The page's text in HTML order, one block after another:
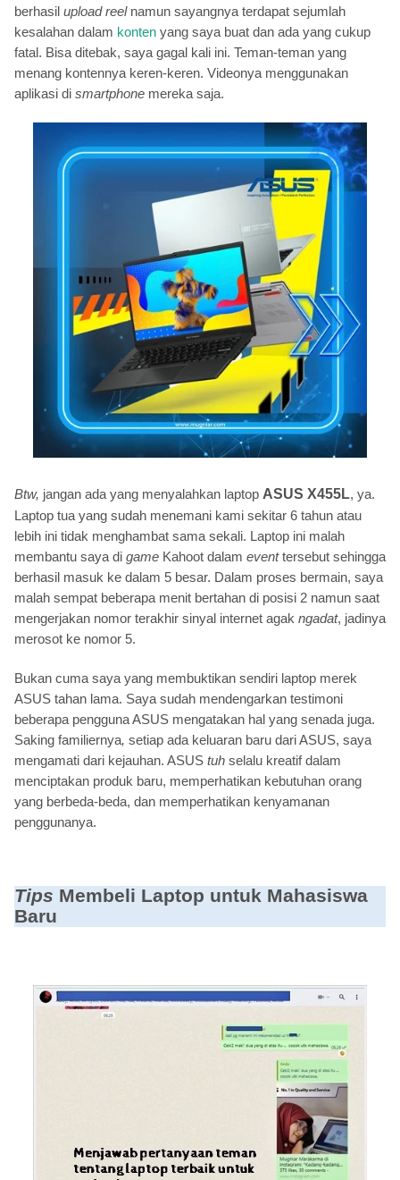
berhasil upload reel namun sayangnya terdapat sejumlah
kesalahan dalam konten yang saya buat dan ada yang cukup
fatal. Bisa ditebak, saya gagal kali ini. Teman-teman yang
menang kontennya keren-keren. Videonya menggunakan
aplikasi di smartphone mereka saja.
Btw, jangan ada yang menyalahkan laptop ASUS X455L, ya.
Laptop tua yang sudah menemani kami sekitar 6 tahun atau
lebih ini tidak menghambat sama sekali. Laptop ini malah
membantu saya di game Kahoot dalam eventtersebut sehingga
berhasil masuk ke dalam 5 besar. Dalam proses bermain, saya
malah sempat beberapa menit bertahan di posisi 2 namun saat
mengerjakan nomor terakhir sinyal internet agak ngadat, jadinya
merosot ke nomor 5.
Bukan cuma saya yang membuktikan sendiri laptop merek
ASUS tahan lama. Saya sudah mendengarkan testimoni
beberapa pengguna ASUS mengatakan hal yang senada juga.
Saking familiernya, setiap ada keluaran baru dari ASUS, saya
mengamati dari kejauhan. ASUS tuh selalu kreatif dalam
menciptakan produk baru, memperhatikan kebutuhan orang
yang berbeda-beda, dan memperhatikan kenyamanan
penggunanya.
Tips Membeli Laptop untuk Mahasiswa
Baru